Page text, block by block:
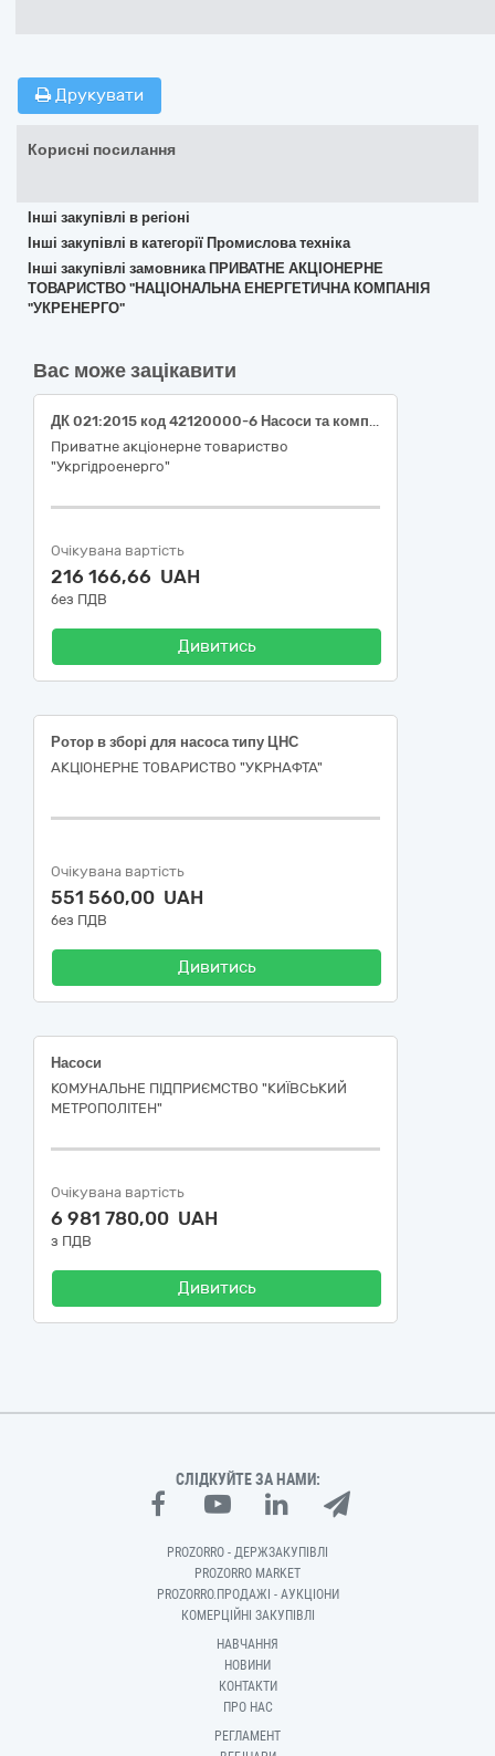
Друкувати
Корисні посилання
Інші закупівлі в регіоні
Інші закупівлі в категорії Промислова техніка
Інші закупівлі замовника ПРИВАТНЕ АКЦІОНЕРНЕ
ТОВАРИСТВО "НАЦІОНАЛЬНА ЕНЕРГЕТИЧНА КОМПАНІЯ
"УКРЕНЕРГО"
Вас може зацікавити
ДК 021:2015 код 42120000-6 Насоси та компресори (Компресори та насоси для філії "Дирекція з будівництва Дністровської ГАЕС" ПрАТ "Укргідроенерго")
Приватне акціонерне товариство
"Укргідроенерго"
Очікувана вартість
216 166,66 UAH
без ПДВ
Дивитись
Ротор в зборі для насоса типу ЦНС
АКЦІОНЕРНЕ ТОВАРИСТВО "УКPНAФТА"
Очікувана вартість
551 560,00 UAH
без ПДВ
Дивитись
Насоси
КОМУНАЛЬНЕ ПІДПРИЄМСТВО "КИЇВСЬКИЙ
МЕТРОПОЛІТЕН"
Очікувана вартість
6 981 780,00 UAH
з ПДВ
Дивитись
СЛІДКУЙТЕ ЗА НАМИ:
PROZORRO - ДЕРЖЗАКУПІВЛІ
PROZORRO MARKET
PROZORRO.ПРОДАЖІ - АУКЦІОНИ
КОМЕРЦІЙНІ ЗАКУПІВЛІ
НАВЧАННЯ
НОВИНИ
КОНТАКТИ
ПРО НАС
РЕГЛАМЕНТ